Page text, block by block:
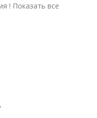
! Показать все